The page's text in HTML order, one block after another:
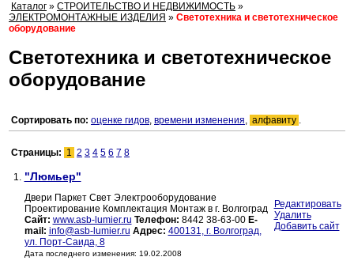
Каталог » СТРОИТЕЛЬСТВО И НЕДВИЖИМОСТЬ »
ЭЛЕКТРОМОНТАЖНЫЕ ИЗДЕЛИЯ » Светотехника и светотехническое
оборудование
Светотехника и светотехническое
оборудование
Сортировать по: оценке гидов, времени изменения, алфавиту .
Страницы: 1 2 3 4 5 6 7 8
1. "Люмьер"
Двери Паркет Свет Электрооборудование
Проектирование Комплектация Монтаж в г. Волгоград
Сайт: www.asb-lumier.ru Телефон: 8442 38-63-00 E-
mail: info@asb-lumier.ru Адрес: 400131, г. Волгоград,
ул. Порт-Саида, 8
Дата последнего изменения: 19.02.2008
Редактировать
Удалить
Добавить сайт